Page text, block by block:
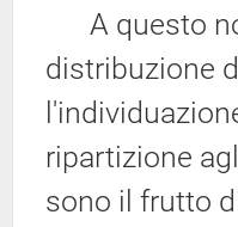
A questo
distribuzione
ripartizione
sono il frutto